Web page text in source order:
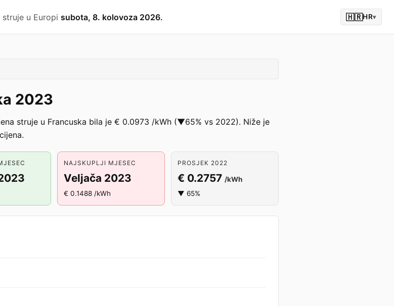
struje u Europi subota, 8. kolovoza 2026. 🇭🇷HR▾
2023
struje u Francuska bila je € 0.0973 /kWh (▼65% vs 2022). Niže je
NAJSKUPLJI MJESEC
Veljača 2023
€ 0.1488 /kWh
PROSJEK 2022
€ 0.2757 /kWh
▼ 65%